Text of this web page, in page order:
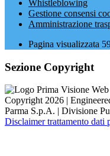
Whistleblowing
Gestione consensi
Amministrazione
Pagina visualizzata
Sezione Copyright
Copyright 2026 |
Parma S.p.A. | Divisione
Disclaimer trattamento dati